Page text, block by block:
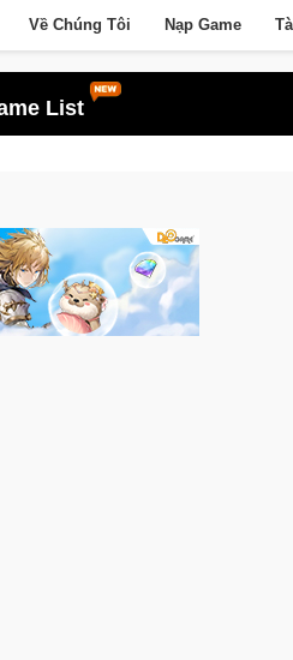
Về Chúng Tôi Nạp Game
List